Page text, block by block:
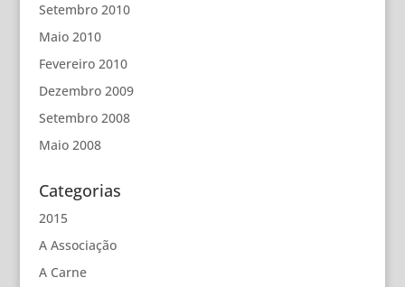
Setembro 2010
Maio 2010
Fevereiro 2010
Dezembro 2009
Setembro 2008
Maio 2008
Categorias
2015
A Associação
A Carne